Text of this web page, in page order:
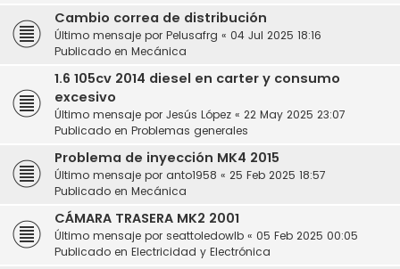
Cambio correa de distribución
Último mensaje por Pelusafrg « 04 Jul 2025 18:16
Publicado en Mecánica
1.6 105cv 2014 diesel en carter y consumo
excesivo
Último mensaje por Jesús López « 22 May 2025 23:07
Publicado en Problemas generales
Problema de inyección MK4 2015
Último mensaje por anto1958 « 25 Feb 2025 18:57
Publicado en Mecánica
CÁMARA TRASERA MK2 2001
Último mensaje por seattoledowlb « 05 Feb 2025 00:05
Publicado en Electricidad y Electrónica